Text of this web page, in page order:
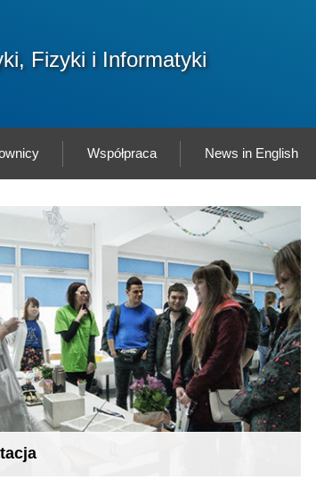
Fizyki i Informatyki
Współpraca News in English